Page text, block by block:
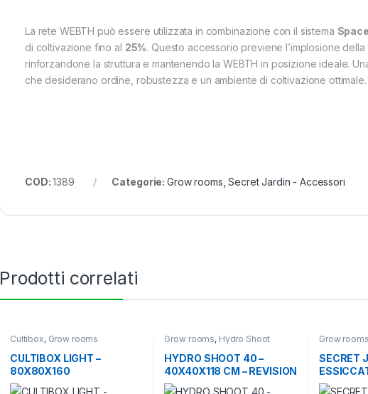
La rete WEBTH può essere utilizzata in combinazione con il sistema
di coltivazione fino al 25%. Questo accessorio previene l’implosione
rinforzandone la struttura e mantenendo la WEBTH in posizione ideale.
che desiderano ordine, robustezza e un ambiente di coltivazione ottimale.
COD:1389 Categorie: Grow rooms ,Secret Jardin - Accessori
Prodotti correlati
Cultibox, Grow rooms
CULTIBOX LIGHT –
80X80X160
Grow rooms, Hydro Shoot
HYDRO SHOOT 40 –
40X40X118 CM – REVISION
2.0
Grow rooms
SECRET
45